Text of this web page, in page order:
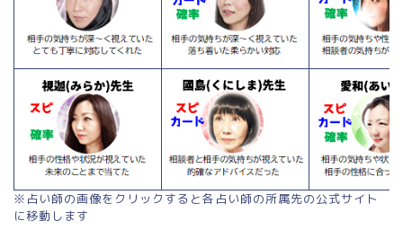
※占い師の画像をクリックすると各占い師の所属先の公式サイト
に移動します